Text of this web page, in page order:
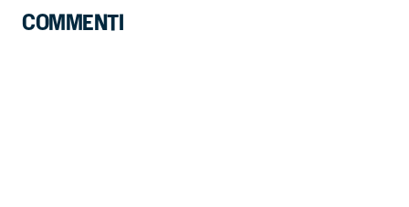
COMMENTI